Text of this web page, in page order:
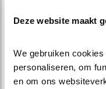
Deze website maakt
We gebruiken
personaliseren, om
en om ons